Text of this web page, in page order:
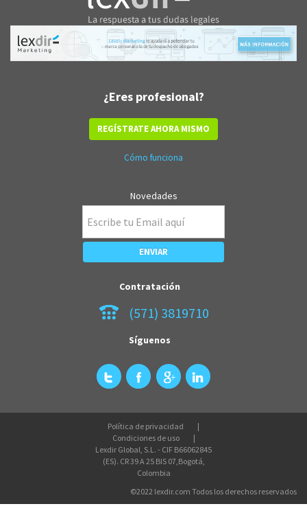
¿Eres profesional?
REGÍSTRATE AHORA MISMO
Cómo funciona
Novedades
Contratación
(571) 3819710
Síguenos
Política de privacidad
Condiciones de uso
Lexdir Global, S.L. - CIF B66062845
(ES). CR 39 A 25 BIS 07,Bogotá,
Colombia
©2022 lexdir.com Todos los derechos reservados